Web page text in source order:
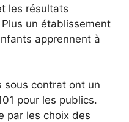
les résultats
un établissement
apprennent à
sous contrat ont un
pour les publics.
par les choix des